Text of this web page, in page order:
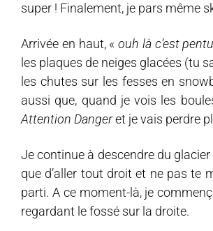
super ! Finalement, je pars même
Arrivée en haut, «ouh là c’est
les plaques de neiges glacées (tu
les chutes sur les fesses en
aussi que, quand je vois les
Attention Dangeret je vais perdre
Je continue à descendre du
que d’aller tout droit et ne pas te
parti. A ce moment-là, je
regardant le fossé sur la droite.